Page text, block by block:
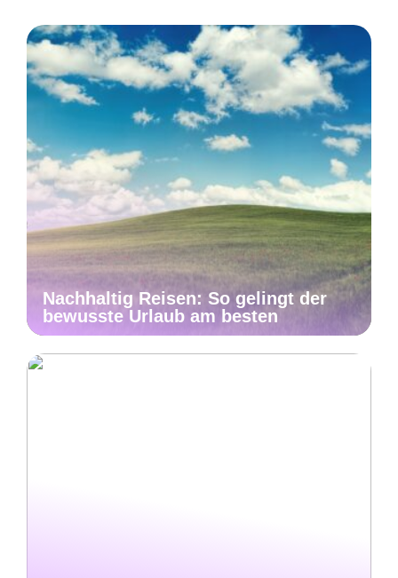
Nachhaltig Reisen: So gelingt der
bewusste Urlaub am besten